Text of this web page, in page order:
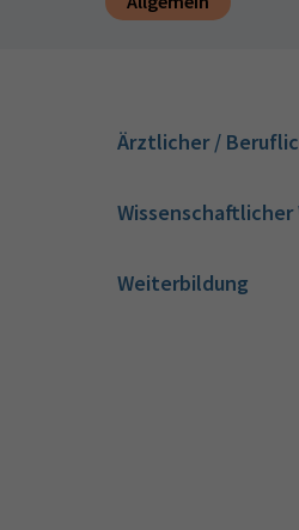
Ärztlicher /
Wissenschaftlicher
Weiterbildung